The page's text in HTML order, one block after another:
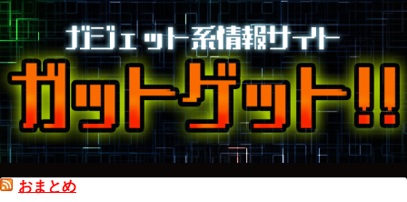
おまとめ